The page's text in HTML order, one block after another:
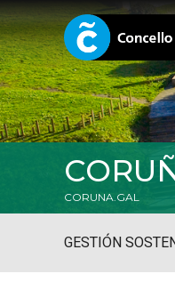
CORUNA.GAL
GESTIÓN